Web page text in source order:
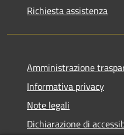
Richiesta assistenza
Amministrazione
Informativa privacy
Note legali
Dichiarazione di